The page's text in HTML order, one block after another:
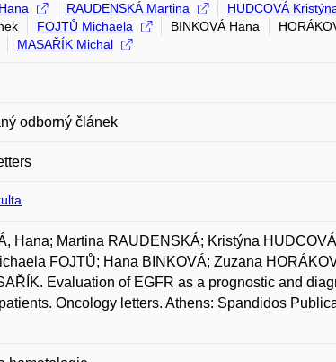
RAUDENSKÁ Martina HUDCOVÁ
FOJTŮ Michaela BINKOVÁ Hana
MASAŘÍK Michal
odborný článek
Hana; Martina RAUDENSKÁ; Kristýna
FOJTŮ; Hana BINKOVÁ; Zuzana
Evaluation of EGFR as a prognostic and
Oncology letters. Athens: Spandidos